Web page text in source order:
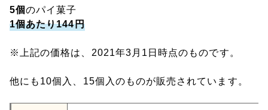
5個のパイ菓子
1個あたり144円
※上記の価格は、2021年3月1日時点のものです。
他にも10個入、15個入のものが販売されています。